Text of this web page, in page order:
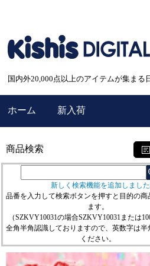
国内外20,000点以上のアイテムが集ま
ホーム 新入荷
商品検索
新しく検索機能を追加しまし
品番を入力して検索ボタンを押すと目的の商
ます。
（SZKVY10031の場合SZKVY10031または
全角半角認識しておりますので、英数字は半
ください。